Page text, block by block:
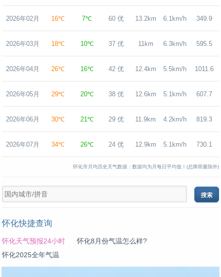
2026年02月 16℃ 7℃ 60 优 13.2km 6.1km/h 349.9
2026年03月 18℃ 10℃ 37 优 11km 6.3km/h 595.5
2026年04月 26℃ 16℃ 42 优 12.4km 5.5km/h 1011.6
2026年05月 29℃ 20℃ 38 优 12.6km 5.1km/h 607.7
2026年06月 30℃ 21℃ 29 优 11.9km 4.2km/h 819.3
2026年07月 34℃ 26℃ 24 优 12.9km 5.1km/h 730.1
怀化市月均历史天气数据：数据均为月每日平均值！(总降雨量除外)
怀化快捷查询
怀化天气预报24小时
怀化8月份气温怎么样?
怀化2025全年气温